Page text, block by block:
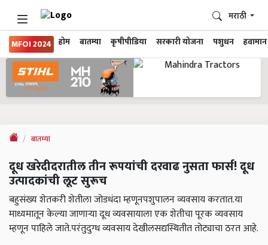
MFOI 2024 होम बातम्या कृषीपीडिया सरकारी योजना पशुधन हवामान
मराठी
बातम्या
दूध खरेदीदरातील तीन रूपयांची दरवाढ नुसता फार्स! दूध
उत्पादकांची लूट सुरूच
बहुसंख्य शेतकरी शेतीला जोडधंदा म्हणूनपशुपालन व्यवसाय करतात.या
माध्यमातून केल्या जाणाऱ्या दूध व्यवसायाला एक शेतीचा पूरक व्यवसाय
म्हणून पाहिले जाते.परंतुदुग्ध व्यवसाय देखीलसद्यस्थितीत तोट्याचा ठरत आहे.